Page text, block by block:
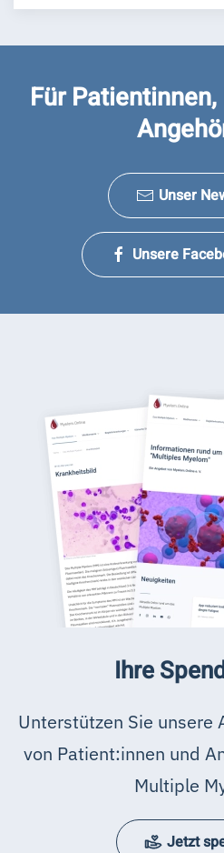
Für
Unser
Unsere
Ihre
Unterstützen Sie unsere
von Patient:innen und
Multiple
Jetzt